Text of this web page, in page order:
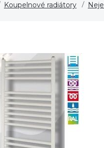
Koupelnové radiátory